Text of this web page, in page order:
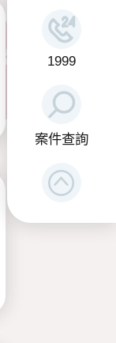
1999
案件查詢